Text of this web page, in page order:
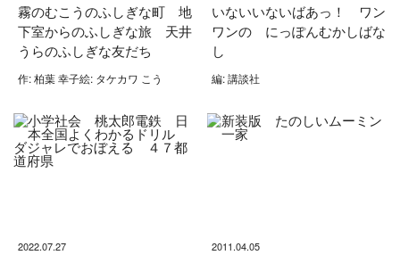
霧のむこうのふしぎな町 地
下室からのふしぎな旅 天井
うらのふしぎな友だち
作: 柏葉 幸子絵: タケカワ こう
いないいないばあっ！ ワン
ワンの にっぽんむかしばな
し
編: 講談社
2022.07.27 2011.04.05